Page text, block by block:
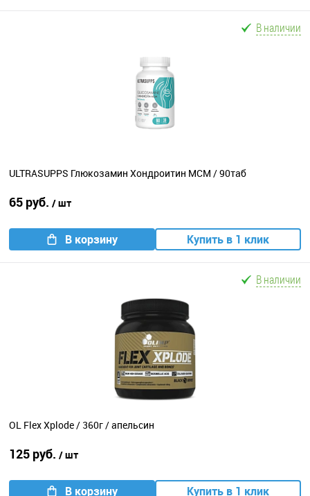
В наличии
ULTRASUPPS Глюкозамин Хондроитин МСМ / 90таб
65 руб. / шт
В корзину Купить в 1 клик
В наличии
OL Flex Xplode / 360г / апельсин
125 руб. / шт
В корзину Купить в 1 клик